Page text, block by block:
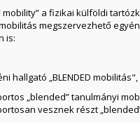
mobility” a fizikai külföldi
megszervezhető
is:
hallgató „BLENDED
„blended” tanulmányi
vesznek részt